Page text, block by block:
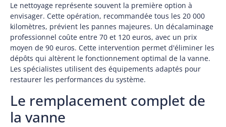
Le nettoyage représente souvent la première option à
envisager. Cette opération, recommandée tous les 20 000
kilomètres, prévient les pannes majeures. Un décalaminage
professionnel coûte entre 70 et 120 euros, avec un prix
moyen de 90 euros. Cette intervention permet d'éliminer les
dépôts qui altèrent le fonctionnement optimal de la vanne.
Les spécialistes utilisent des équipements adaptés pour
restaurer les performances du système.
Le remplacement complet de
la vanne